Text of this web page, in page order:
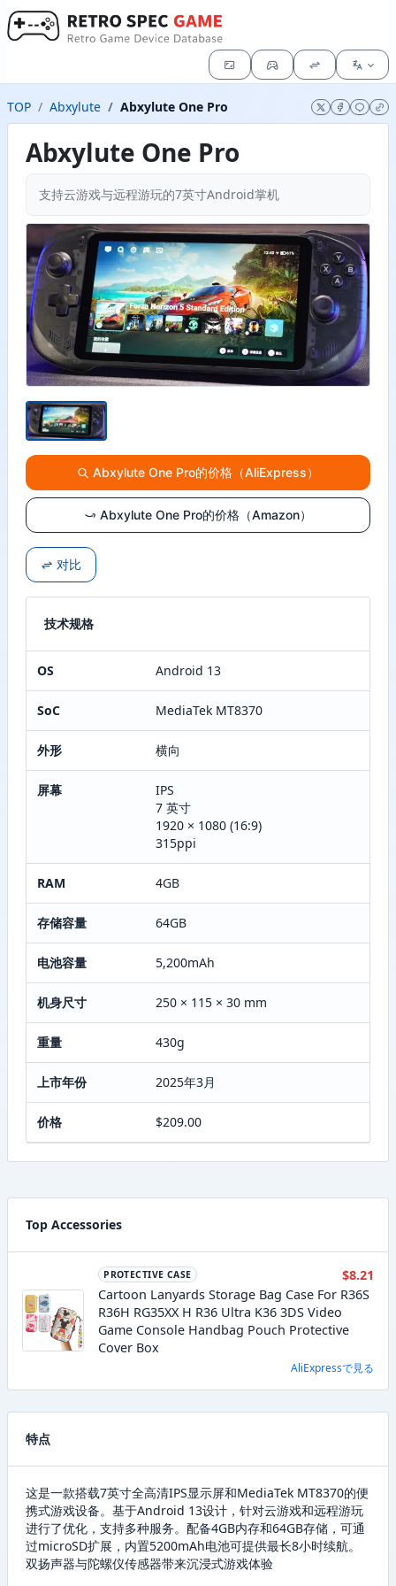
TOP Abxylute Abxylute One Pro
Abxylute One Pro
支持云游戏与远程游玩的7英寸Android掌机
Abxylute One Pro的价格（AliExpress）
Abxylute One Pro的价格（Amazon）
对比
技术规格
OS Android 13
SoC MediaTek MT8370
外形 横向
屏幕
IPS
7 英寸
1920 × 1080 (16:9)
315ppi
RAM 4GB
存储容量 64GB
电池容量 5,200mAh
机身尺寸 250 × 115 × 30 mm
重量 430g
上市年份 2025年3月
价格 $209.00
Top Accessories
PROTECTIVE CASE
$8.21
Cartoon Lanyards Storage Bag Case For R36S
R36H RG35XX H R36 Ultra K36 3DS Video
Game Console Handbag Pouch Protective
Cover Box
AliExpressで見る
特点
这是一款搭载7英寸全高清IPS显示屏和MediaTek MT8370的便
携式游戏设备。基于Android 13设计，针对云游戏和远程游玩
进行了优化，支持多种服务。配备4GB内存和64GB存储，可通
过microSD扩展，内置5200mAh电池可提供最长8小时续航。
双扬声器与陀螺仪传感器带来沉浸式游戏体验